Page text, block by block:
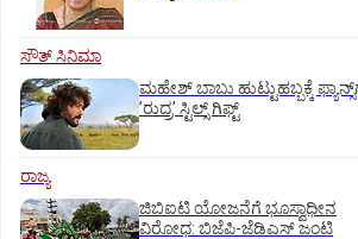
ಸೌತ್‌ ಸಿನಿಮಾ
ಮಹೇಶ್‌ ಬಾಬು ಹುಟ್ಟುಹಬ್ಬಕ್ಕೆ
ʼರುದ್ರʼ ಸ್ಟಿಲ್ಸ್‌ ಗಿಫ್ಟ್
ರಾಜ್ಯ
ಜಿಬಿಐಟಿ ಯೋಜನೆಗೆ ಭೂಸ್ವಾಧೀನ
ವಿರೋಧ: ಬಿಜೆಪಿ-ಜೆಡಿಎಸ್‌ ಜಂಟಿ